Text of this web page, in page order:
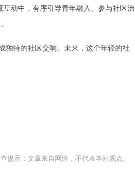
互动中，有序引导青年融入、参与社区治
独特的社区交响。未来，这个年轻的社
提示：文章来自网络，不代表本站观点。